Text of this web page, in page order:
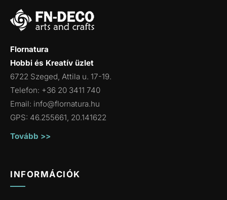
Flornatura
Hobbi és Kreatív üzlet
6722 Szeged, Attila u. 17-19.
Telefon: +36 20 3411 740
Email: info@flornatura.hu
GPS: 46.255661, 20.141622
Tovább >>
INFORMÁCIÓK